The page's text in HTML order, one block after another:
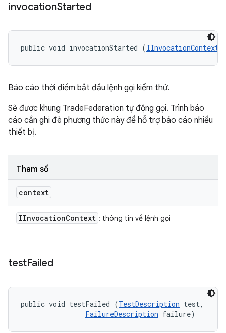
invocationStarted
public void invocationStarted (IInvocationContext
Báo cáo thời điểm bắt đầu lệnh gọi kiểm thử.
Sẽ được khung TradeFederation tự động gọi. Trình báo
cáo cần ghi đè phương thức này để hỗ trợ báo cáo nhiều
thiết bị.
Tham số
context
IInvocationContext : thông tin về lệnh gọi
testFailed
public void testFailed (TestDescription test,
FailureDescription failure)